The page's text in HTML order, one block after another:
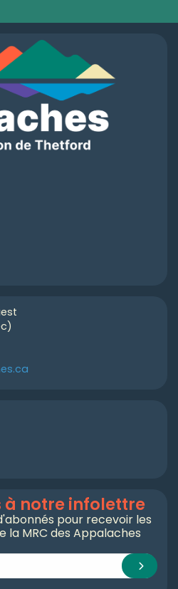
à notre infolettre
pour recevoir les
la MRC des Appalaches